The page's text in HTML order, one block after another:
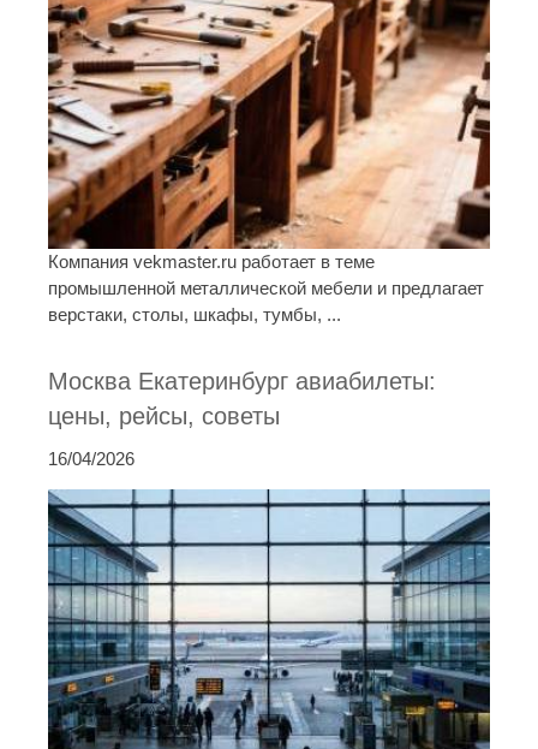
Компания vekmaster.ru работает в теме
промышленной металлической мебели и предлагает
верстаки, столы, шкафы, тумбы, ...
Москва Екатеринбург авиабилеты:
цены, рейсы, советы
16/04/2026